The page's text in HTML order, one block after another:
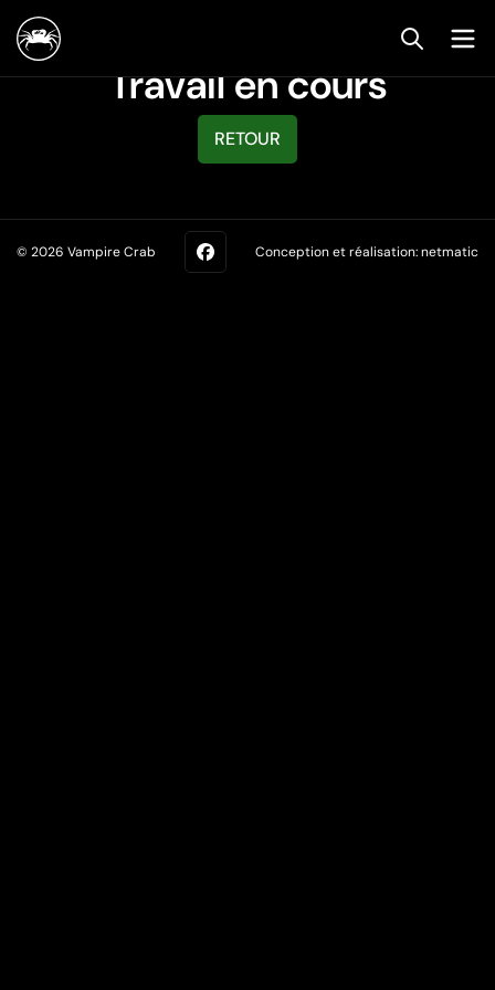
Travail en cours
RETOUR
© 2026 Vampire Crab Conception et réalisation:netmatic